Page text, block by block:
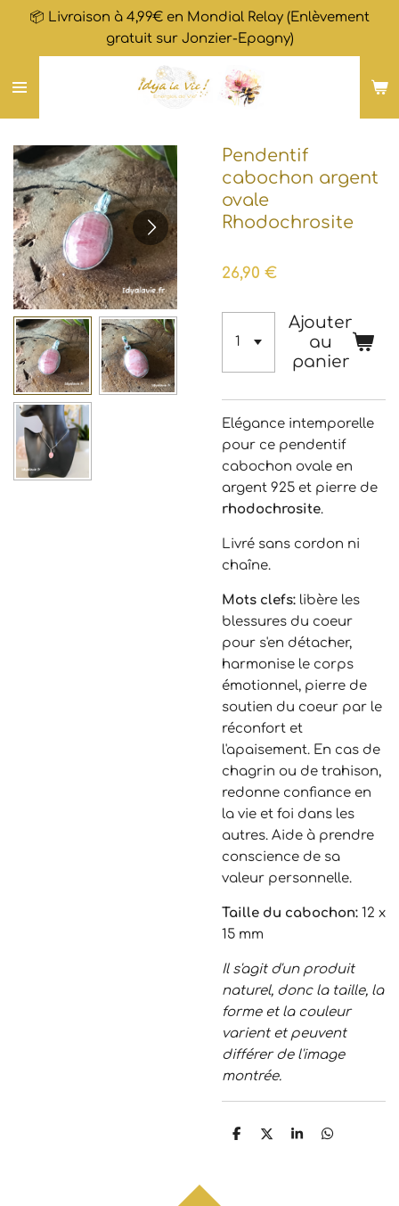
Passer
contenu
principal
📦 Livraison à 4,99€ en Mondial Relay (Enlèvement
gratuit sur Jonzier-Epagny)
Pendentif
cabochon argent
ovale
Rhodochrosite
26,90 €
Ajouter
au
panier
Elégance intemporelle
pour ce pendentif
cabochon ovale en
argent 925 et pierre de
rhodochrosite.
Livré sans cordon ni
chaîne.
Mots clefs: libère les
blessures du coeur
pour s'en détacher,
harmonise le corps
émotionnel, pierre de
soutien du coeur par le
réconfort et
l'apaisement. En cas de
chagrin ou de trahison,
redonne confiance en
la vie et foi dans les
autres. Aide à prendre
conscience de sa
valeur personnelle.
Taille du cabochon: 12 x
15 mm
Il s'agit d'un produit
naturel, donc la taille, la
forme et la couleur
varient et peuvent
différer de l'image
montrée.
P
P
P
P